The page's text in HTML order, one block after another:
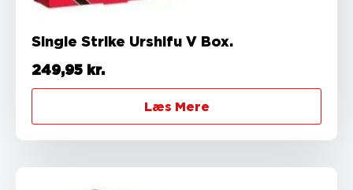
Single Strike Urshifu V Box.
249,95 kr.
Læs Mere